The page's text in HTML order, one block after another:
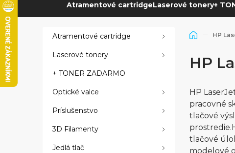
Atramentové cartridgeLaserové tonery+
Atramentové cartridge
Laserové tonery
+ TONER ZADARMO
Optické valce
Príslušenstvo
3D Filamenty
Jedlá tlač
HP
HP
HP
pracovné
tlačové
tlačové
modelové